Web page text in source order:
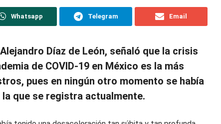
Whatsapp Telegram Email
Díaz de León, señaló que la crisis
de COVID-19 en México es la más
pues en ningún otro momento se había
que se registra actualmente.